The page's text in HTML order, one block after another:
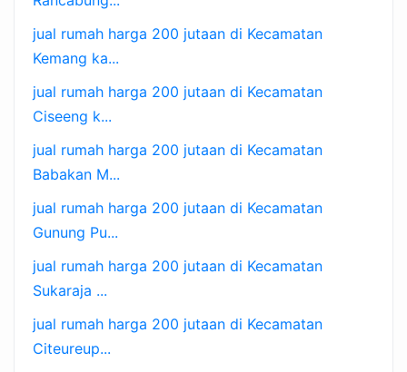
jual rumah harga 200 jutaan di Kecamatan
Kemang ka...
jual rumah harga 200 jutaan di Kecamatan
Ciseeng k...
jual rumah harga 200 jutaan di Kecamatan
Babakan M...
jual rumah harga 200 jutaan di Kecamatan
Gunung Pu...
jual rumah harga 200 jutaan di Kecamatan
Sukaraja ...
jual rumah harga 200 jutaan di Kecamatan
Citeureup...